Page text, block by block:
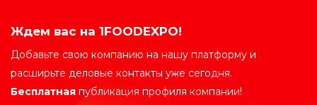
Ждем вас на 1FOODEXPO!
Добавьте свою компанию на нашу платформу и
расширьте деловые контакты уже сегодня.
Бесплатная публикация профиля компании!